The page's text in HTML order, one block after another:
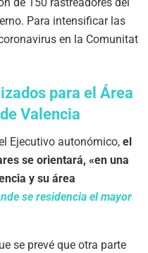
Para intensificar las
en la Comunitat
para el Área
Valencia
Ejecutivo autonómico, el
se orientará, «en una
y su área
se residencia el mayor
se prevé que otra parte